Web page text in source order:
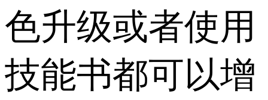
色升级或者使用
技能书都可以增